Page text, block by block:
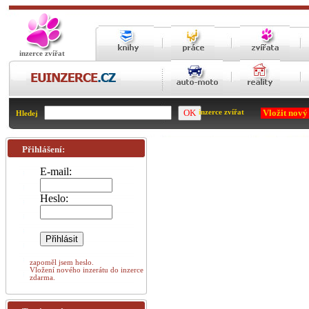
inzerce zvířat
Hledej inzerce zvířat Vložit
Přihlášení:
E-mail:
Heslo:
zapoměl jsem heslo.
Vložení nového inzerátu do inzerce
zdarma.